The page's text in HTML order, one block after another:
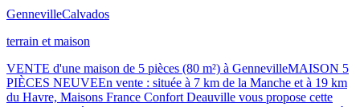
GennevilleCalvados
terrain et maison
VENTE d'une maison de 5 pièces (80 m²) à GennevilleMAISON 5
PIÈCES NEUVEEn vente : située à 7 km de la Manche et à 19 km
du Havre, Maisons France Confort Deauville vous propose cette